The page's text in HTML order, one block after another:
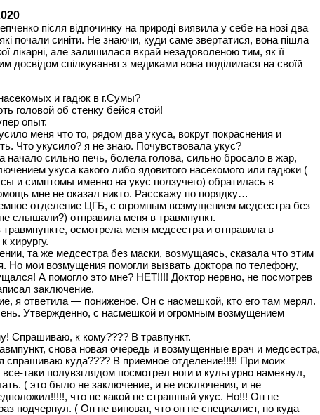
після відпочинку на природі виявила у себе на нозі два
почали синіти. Не знаючи, куди саме звертатися, вона пішла
лікарні, але залишилася вкрай незадоволеною тим, як її
досвідом спілкування з медиками вона поділилася на своїй
и гадюк в г.Сумы?
головой об стенку бейся стой!
опыт.
меня что то, рядом два укуса, вокруг покраснения и
Что укусило? я не знаю. Почувствовала укус?
начало сильно печь, болела голова, сильно бросало в жар,
укуса какого либо ядовитого насекомого или гадюки (
и симптомы именно на укус ползучего) обратилась в
мне не оказал никто. Расскажу по порядку…
отделение ЦГБ, с огромным возмущением медсестра без
слышали?) отправила меня в травмпункт.
осмотрела меня медсестра и отправила в
хирургу.
та же медсестра без маски, возмущаясь, сказала что этим
Но мои возмущения помогли вызвать доктора по телефону,
А помогло это мне? НЕТ!!!! Доктор нервно, не посмотрев
заключение.
я ответила — пониженое. Он с насмешкой, кто его там мерял.
Утвержденно, с насмешкой и огромным возмущением
Спрашиваю, к кому???? В травпункт.
снова новая очередь и возмущенные врач и медсестра,
спрашиваю куда???? В приемное отделение!!!!! При моих
таки полувзглядом посмотрел ноги и культурно намекнул,
( это было не заключение, и не исключения, и не
что не какой не страшный укус. Но!!! Он не
подчернул. ( Он не виноват, что он не специалист, но куда